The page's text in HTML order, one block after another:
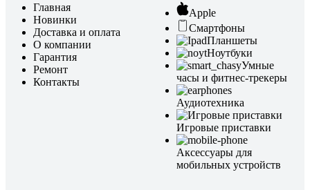
Главная
Новинки
Доставка и оплата
О компании
Гарантия
Ремонт
Контакты
Apple
Смартфоны
Планшеты
Ноутбуки
Умные
часы и фитнес-трекеры
Аудиотехника
Игровые приставки
Аксессуары для
мобильных устройств